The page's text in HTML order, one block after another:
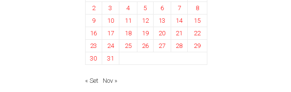
2
3 4 5 6 7
8
9
10 11 12 13 14
15
16
17 18 19 20 21
22
23
24 25 26 27 28
29
30
31
« Set Nov »